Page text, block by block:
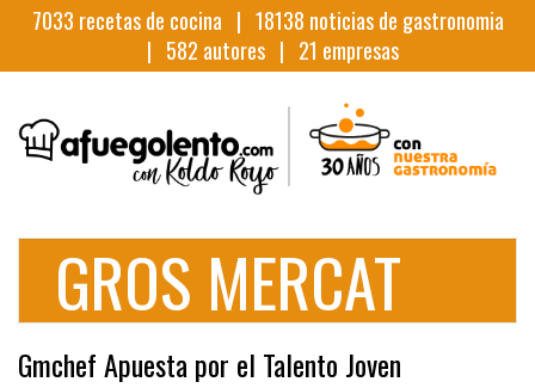
7033 recetas de cocina | 18138 noticias de gastronomia
| 582 autores | 21 empresas
GROS MERCAT
Gmchef Apuesta por el Talento Joven